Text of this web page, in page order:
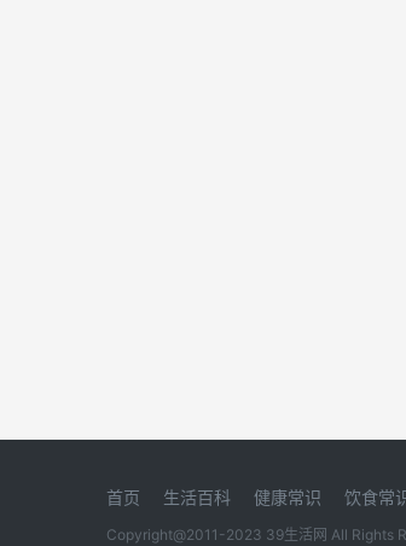
首页 生活百科 健康常识 饮食常
Copyright@2011-2023 39生活网 All Rights